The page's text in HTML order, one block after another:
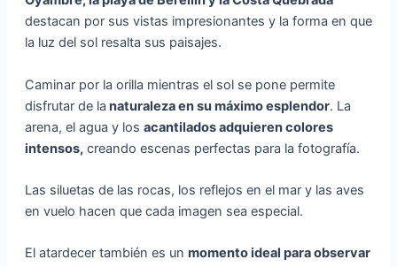
destacan por sus vistas impresionantes y la forma en que
la luz del sol resalta sus paisajes.
Caminar por la orilla mientras el sol se pone permite
disfrutar de la naturaleza en su máximo esplendor. La
arena, el agua y los acantilados adquieren colores
intensos, creando escenas perfectas para la fotografía.
Las siluetas de las rocas, los reflejos en el mar y las aves
en vuelo hacen que cada imagen sea especial.
El atardecer también es un momento ideal para observar